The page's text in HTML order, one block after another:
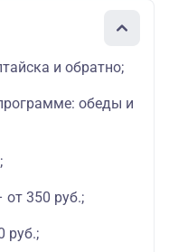
и обратно;
обеды и
350 руб.;
руб.;